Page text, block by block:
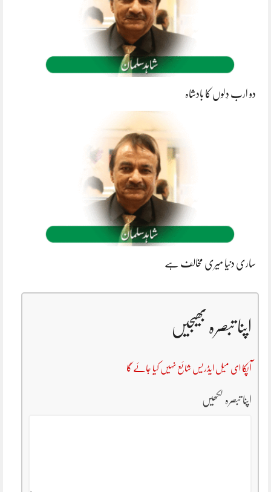
دو ارب دِلوں کا بادشاہ
ساری دنیا میری مخالف ہے
اپنا تبصرہ بھیجیں
آپکا ای میل ایڈریس شائع نہیں کیا جائے گا
اپنا تبصرہ لکھیں